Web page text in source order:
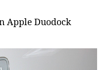
Apple Duodock